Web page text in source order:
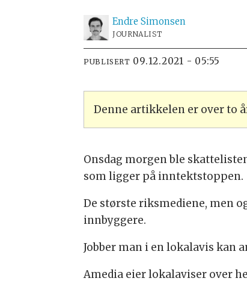
Endre Simonsen
JOURNALIST
PUBLISERT 09.12.2021 - 05:55
Denne artikkelen er over to
Onsdag morgen ble
som ligger på inntektstoppen.
De største riksmediene, men
innbyggere.
Jobber man i en lokalavis
Amedia eier lokalaviser over